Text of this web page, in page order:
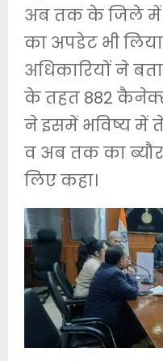
अब तक के जिले
का अपडेट भी
अधिकारियों ने
के तहत 882
ने इसमें भविष्य में
व अब तक का
लिए कहा।